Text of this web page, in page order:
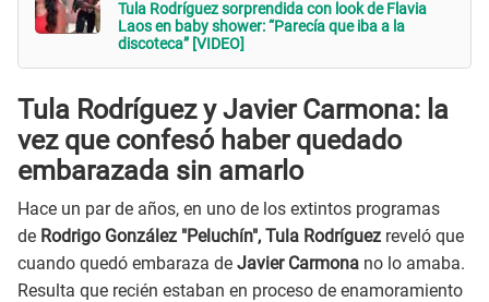
Tula Rodríguez sorprendida con look de Flavia
Laos en baby shower: “Parecía que iba a la
discoteca” [VIDEO]
Tula Rodríguez y Javier Carmona: la
vez que confesó haber quedado
embarazada sin amarlo
Hace un par de años, en uno de los extintos programas
de Rodrigo González "Peluchín", Tula Rodríguez reveló que
cuando quedó embaraza de Javier Carmona no lo amaba.
Resulta que recién estaban en proceso de enamoramiento